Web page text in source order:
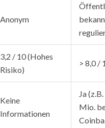
Anonym
3,2 / 10 (Hohes
Risiko)
> 8,0 /
Keine
Informationen
Ja
Mio.